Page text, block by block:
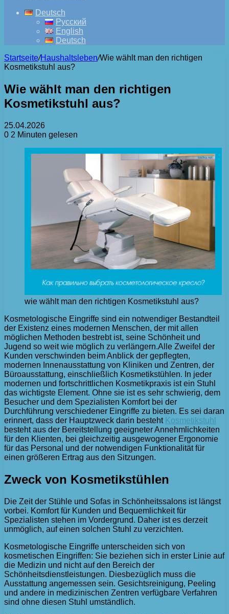
Deutsch
Русский
English
Deutsch
Startseite/Haushaltsleben/Wie wählt man den richtigen
Kosmetikstuhl aus?
Wie wählt man den richtigen
Kosmetikstuhl aus?
25.04.2026
0 2 Minuten gelesen
wie wählt man den richtigen Kosmetikstuhl aus?
Kosmetologische Eingriffe sind ein notwendiger Bestandteil
der Existenz eines modernen Menschen, der mit allen
möglichen Methoden bestrebt ist, seine Schönheit und
Jugend so weit wie möglich zu verlängern.Alle Zweifel der
Kunden verschwinden beim Anblick der gepflegten,
modernen Innenausstattung von Kliniken und Zentren, der
Büroausstattung, einschließlich Kosmetikstühlen. In jeder
modernen und fortschrittlichen Kosmetikpraxis ist ein Stuhl
das wichtigste Element. Ohne sie ist es sehr schwierig, dem
Besucher und dem Spezialisten Komfort bei der
Durchführung verschiedener Eingriffe zu bieten. Es sei daran
erinnert, dass der Hauptzweck darin besteht Kosmetikstuhl
besteht aus der Bereitstellung geeigneter Annehmlichkeiten
für den Klienten, bei gleichzeitig ausgewogener Ergonomie
für das Personal und der notwendigen Funktionalität für
einen größeren Ertrag aus den Sitzungen.
Zweck von Kosmetikstühlen
Die Zeit der Stühle und Sofas in Schönheitssalons ist längst
vorbei. Komfort für Kunden und Bequemlichkeit für
Spezialisten stehen im Vordergrund. Daher ist es derzeit
unmöglich, auf einen solchen Stuhl zu verzichten.
Kosmetologische Eingriffe unterscheiden sich von
kosmetischen Eingriffen: Sie beziehen sich in erster Linie auf
die Medizin und nicht auf den Bereich der
Schönheitsdienstleistungen. Diesbezüglich muss die
Ausstattung angemessen sein. Gesichtsreinigung, Peeling
und andere in medizinischen Zentren verfügbare Verfahren
sind ohne diesen Stuhl umständlich.